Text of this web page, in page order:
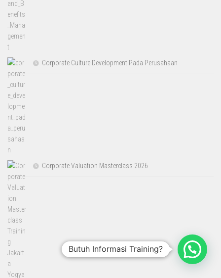
Corporate Culture Development Pada Perusahaan
Corporate Valuation Masterclass 2026
Butuh Informasi Training?